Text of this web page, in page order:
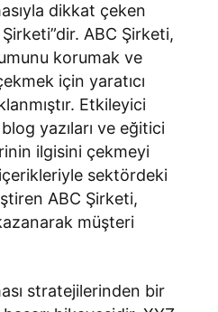
dikkat çeken
ABC Şirketi,
korumak ve
için yaratıcı
Etkileyici
yazıları ve eğitici
ilgisini çekmeyi
sektördeki
ABC Şirketi,
müşteri
stratejilerinden bir